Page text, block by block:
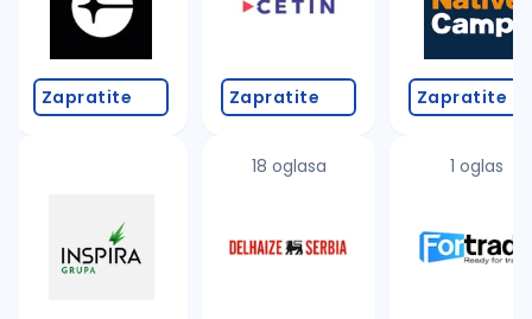
Zapratite Zapratite
18 oglasa
Zapratite
1 oglas